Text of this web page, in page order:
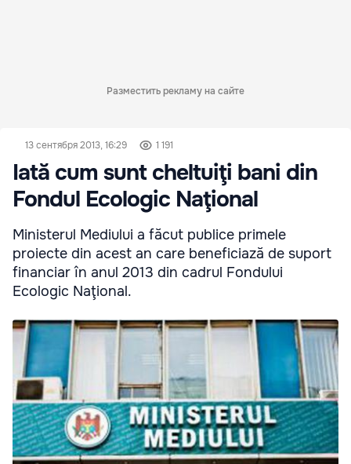
Разместить рекламу на сайте
13 сентября 2013, 16:29 1 191
Iată cum sunt cheltuiţi bani din
Fondul Ecologic Naţional
Ministerul Mediului a făcut publice primele
proiecte din acest an care beneficiază de suport
financiar în anul 2013 din cadrul Fondului
Ecologic Naţional.